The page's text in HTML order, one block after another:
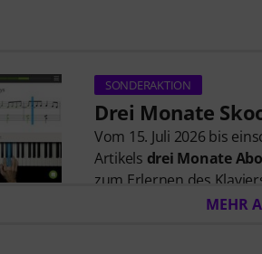
SONDERAKTION
Drei Monate
Vom 15. Juli 2026 bis
Artikels drei Monate
zum Erlernen des
zuhört, und Lektionen,
MEHR